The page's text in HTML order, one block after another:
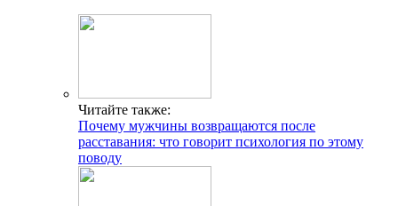
Читайте также:
Почему мужчины возвращаются после
расставания: что говорит психология по этому
поводу